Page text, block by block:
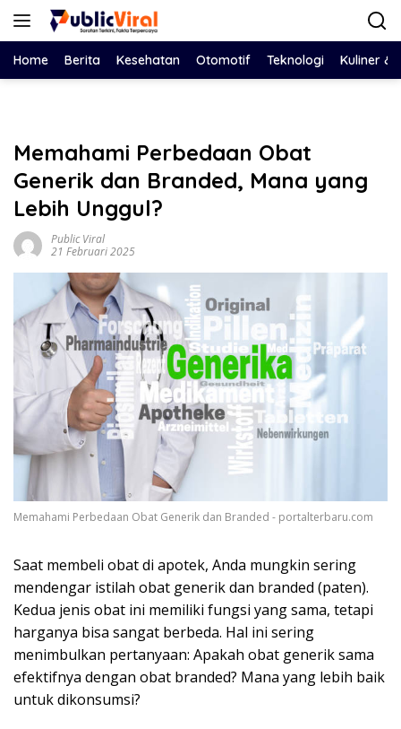
Langsung
Home Berita Kesehatan Otomotif Teknologi Kuliner &
Memahami Perbedaan Obat
Generik dan Branded, Mana yang
Lebih Unggul?
Public Viral
21 Februari 2025
Memahami Perbedaan Obat Generik dan Branded - portalterbaru.com
Saat membeli obat di apotek, Anda mungkin sering
mendengar istilah obat generik dan branded (paten).
Kedua jenis obat ini memiliki fungsi yang sama, tetapi
harganya bisa sangat berbeda. Hal ini sering
menimbulkan pertanyaan: Apakah obat generik sama
efektifnya dengan obat branded? Mana yang lebih baik
untuk dikonsumsi?